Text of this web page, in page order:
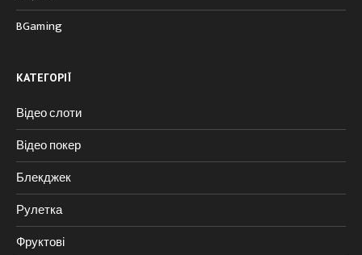
BGaming
КАТЕГОРІЇ
Відео слоти
Відео покер
Блекджек
Рулетка
Фруктові